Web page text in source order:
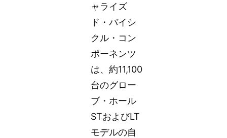
ャライズ
ド・バイシ
クル・コン
ポーネンツ
は、約11,100
台のグロー
ブ・ホール
STおよびLT
モデルの自